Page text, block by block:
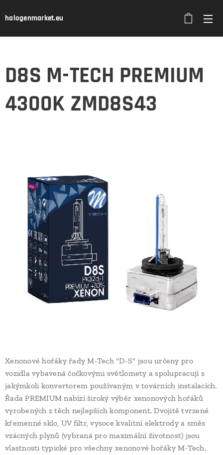
halogenmarket.eu
D8S M-TECH PREMIUM
4300K ZMD8S43
Xenonové hořáky řady M-Tech "D-S" jsou určeny pro
vozidla vybavená čočkovými světlomety a spolupracují s
jakýmkoli konvertorem používaným v továrních instalacích.
Řada PREMIUM nabízí široký výběr xenonových hořáků
vyrobených z těch nejlepších komponent. Dvojitě tvrzené
křemenné sklo, UV filtr, vysoce kvalitní elektrody a směs
vzácných plynů (vybraná pro maximální životnost) jsou
vlastnosti typické pro všechny xenonové hořáky M-Tech.